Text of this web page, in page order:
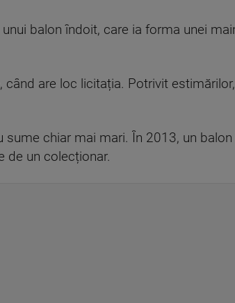
balon îndoit, care ia forma unei
are loc licitația. Potrivit
chiar mai mari. În 2013, un
de un colecționar.